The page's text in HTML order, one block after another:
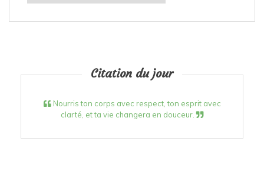
Citation du jour
Nourris ton corps avec respect, ton esprit avec
clarté, et ta vie changera en douceur.